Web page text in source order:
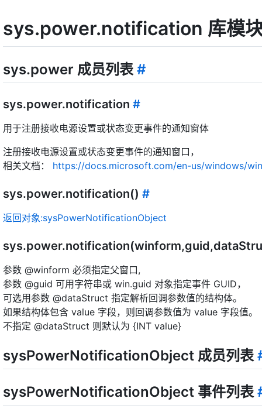
sys.power.notification 库模
sys.power 成员列表 #
sys.power.notification #
用于注册接收电源设置或状态变更事件的通知窗体
注册接收电源设置或状态变更事件的通知窗口，
相关文档： https://docs.microsoft.com/en-us/windows/
sys.power.notification() #
返回对象:sysPowerNotificationObject
参数 @winform 必须指定父窗口,
参数 @guid 可用字符串或 win.guid 对象指定事件 GUID，
可选用参数 @dataStruct 指定解析回调参数值的结构体。
如果结构体包含 value 字段，则回调参数值为 value 字段值。
不指定 @dataStruct 则默认为 {INT value}
sysPowerNotificationObject 成员列表
sysPowerNotificationObject 事件列表